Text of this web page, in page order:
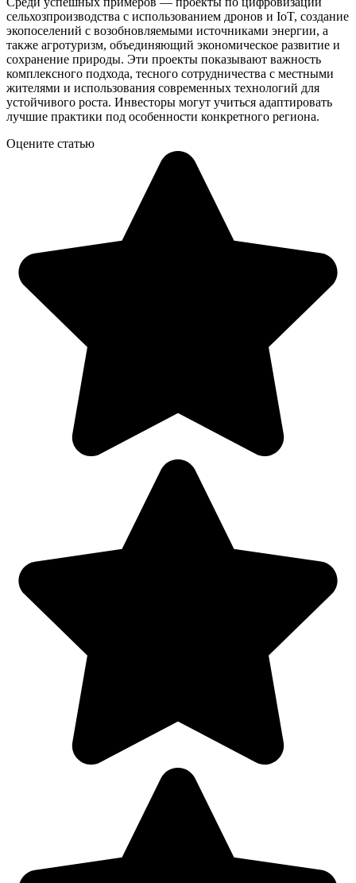
сельхозпроизводства с использованием дронов и IoT, создание
экопоселений с возобновляемыми источниками энергии, а
также агротуризм, объединяющий экономическое развитие и
сохранение природы. Эти проекты показывают важность
комплексного подхода, тесного сотрудничества с местными
жителями и использования современных технологий для
устойчивого роста. Инвесторы могут учиться адаптировать
лучшие практики под особенности конкретного региона.
Оцените статью